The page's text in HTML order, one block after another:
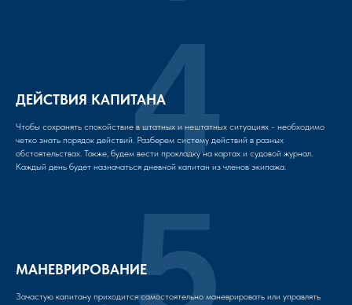
ДЕЙСТВИЯ КАПИТАНА
Чтобы сохранять спокойствие в штатных и нештатных ситуациях - необходимо
четко знать порядок действий. Разберем систему действий в разных
обстоятельствах. Также, будем вести прокладку на картах и судовой журнал.
Каждый день будет назначаться дневной капитан из членов экипажа.
4
МАНЕВРИРОВАНИЕ
Зачастую капитану приходится самостоятельно маневрировать или управлять
5